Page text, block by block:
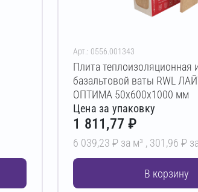
Арт.: 0556.001343
Плита теплоизоляционная
базальтовой ваты RWL
ОПТИМА 50х600х1000 мм
Цена за упаковку
1 811,77 ₽
6 039,23 ₽ за м³ , 301,96 ₽
В корзину